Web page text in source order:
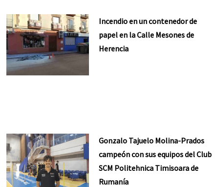
Incendio en un contenedor de
papel en la Calle Mesones de
Herencia
Gonzalo Tajuelo Molina-Prados
campeón con sus equipos del Club
SCM Politehnica Timisoara de
Rumanía